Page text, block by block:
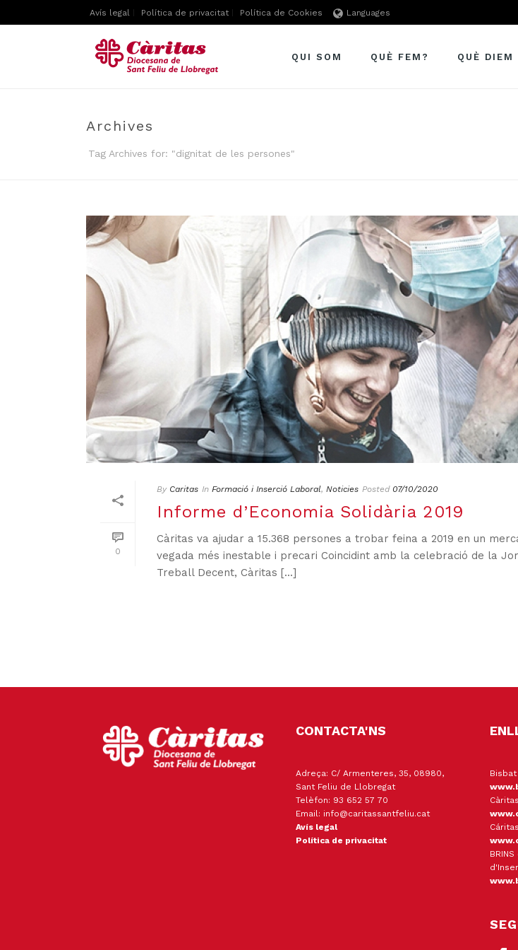
Avís legal Política de privacitat Política de Cookies Languages
QUI SOM QUÈ FEM? QUÈ DIEM
Archives
Tag Archives for: "dignitat de les persones"
0
By Caritas In Formació i Inserció Laboral, Noticies Posted 07/10/2020
Informe d’Economia Solidària 2019
Càritas va ajudar a 15.368 persones a trobar feina a 2019 en un
vegada més inestable i precari Coincidint amb la celebració de la
Treball Decent, Càritas [...]
CONTACTA'NS
Adreça: C/ Armenteres, 35, 08980,
Sant Feliu de Llobregat
Telèfon: 93 652 57 70
Email: info@caritassantfeliu.cat
Avís legal
Política de privacitat